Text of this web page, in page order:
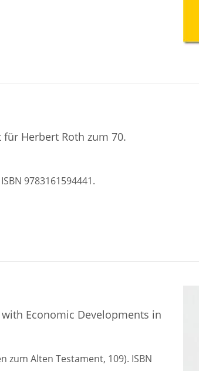
Herbert Roth zum 70.
9783161594441.
Economic Developments in
zum Alten Testament, 109). ISBN